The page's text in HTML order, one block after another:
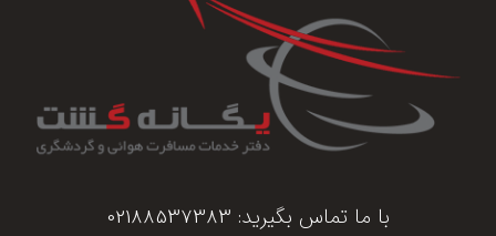
با ما تماس بگیرید: 02188537383